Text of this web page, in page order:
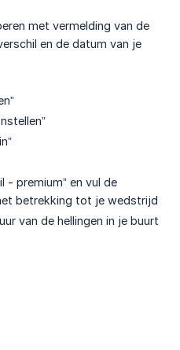
met vermelding van de
en de datum van je
- premium” en vul de
betrekking tot je wedstrijd
van de hellingen in je buurt